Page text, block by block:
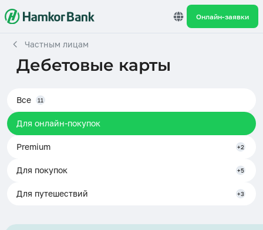
Онлайн-заявки
Частным лицам
Дебетовые карты
Все 11
Для онлайн-покупок
Premium +2
Для покупок +5
Для путешествий +3